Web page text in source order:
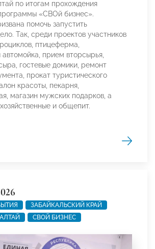
по итогам прохождения
«СВОй бизнес».
помочь запустить
Так, среди проектов участников
птицеферма,
автомойка, прием вторсырья,
гостевые домики, ремонт
прокат туристического
красоты, пекарня,
магазин мужских подарков, а
и общепит.
ЗАБАЙКАЛЬСКИЙ КРАЙ
СВОЙ БИЗНЕС